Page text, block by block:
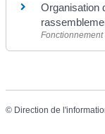
Organisation
© Direction de